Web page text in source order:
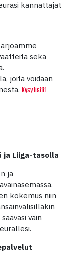
kannattajat
sekä
joita voidaan
Kysy lisää
ja Liiga-tasolla
ja
kokemus niin
vain